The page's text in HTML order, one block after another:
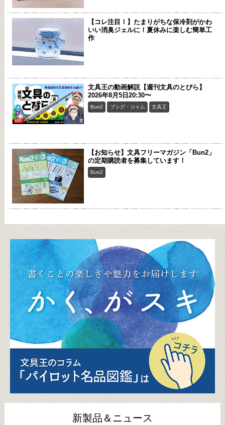
【コレ注目！】たまりがちな保冷剤がかわ
いい消臭ジェルに！夏休みに楽しむ簡単工
作
文具王の動画解説【週刊文具のとびら】
2026年8月5日20:30〜
Bun2 ブング・ジャム 文具王
【お知らせ】文具フリーマガジン「Bun2」
の定期購読者を募集しています！
Bun2
新製品＆ニュース